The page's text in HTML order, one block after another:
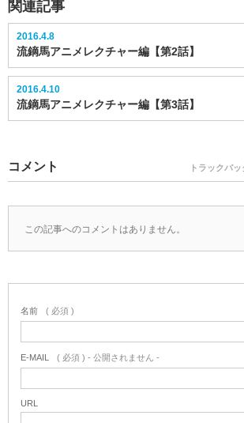
関連記事
2016.4.8
流鏑馬アニメレクチャー編【第2話】
2016.4.10
流鏑馬アニメレクチャー編【第3話】
コメント トラックバ
この記事へのコメントはありません。
名前 ( 必須 )
E-MAIL ( 必須 ) - 公開されません -
URL